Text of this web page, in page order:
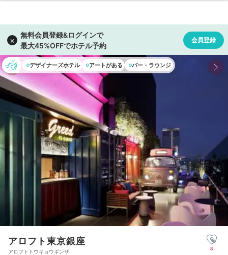
デザイナーズホテル アートがある バー・ラウンジ
アロフト東京銀座
アロフトトウキョウギンザ 8